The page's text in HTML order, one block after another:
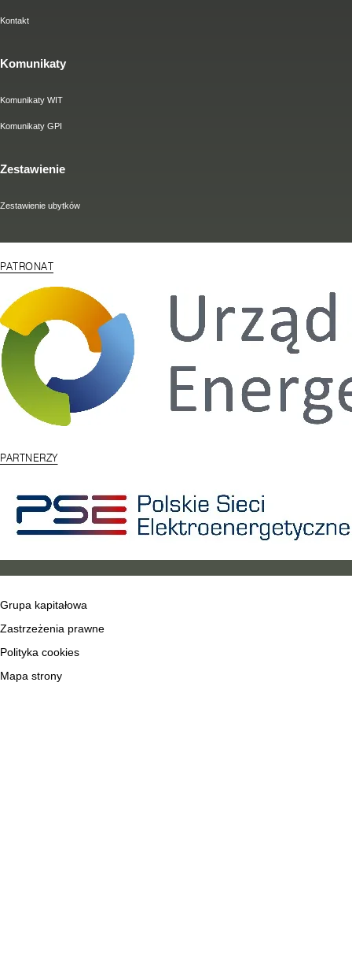
Kontakt
Komunikaty
Komunikaty WIT
Komunikaty GPI
Zestawienie
Zestawienie ubytków
PATRONAT
PARTNERZY
Grupa kapitałowa
Zastrzeżenia prawne
Polityka cookies
Mapa strony